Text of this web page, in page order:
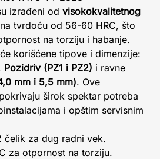
izrađeni od visokokvalitetnog
tvrdoću od 56-60 HRC, što
na torziju i habanje.
korišćene tipove i dimenzije:
Pozidriv (PZ1 i PZ2) i ravne
mm i 5,5 mm). Ove
širok spektar potreba
i opštim servisnim
čelik za dug radni vek.
za otpornost na torziju.